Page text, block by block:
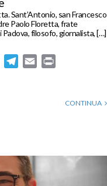
Sant’Antonio, san Francesco
Paolo Floretta, frate
filosofo, giornalista, […]
WhatsApp
Telegram
Email
CONTINUA